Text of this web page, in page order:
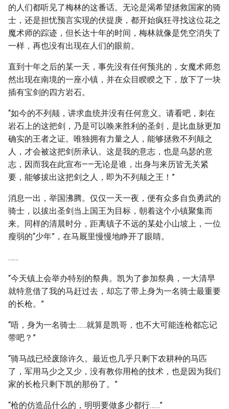
的人们都听见了梅林的这番话。无论是渴希望拯救国家的骑
士，还是担忧预言实现的伏提庚，都开始疯狂寻找这位花之
魔术师的踪迹，但长达十年的时间，梅林就像是凭空消失了
一样，再也没有出现在人们的眼前。
直到十年之后的某一天，事先没有任何预兆的，女魔术师忽
然出现在南境的一座小镇，并在众目睽睽之下，放下了一块
插有宝剑的四方岩石。
“如今的不列颠，讲求血统并没有任何意义。请看吧，刺在
岩石上的这把剑，乃是可以唤来胜利的圣剑，是比血脉更加
确实的王者之证。唯独拥有力量之人，能够拯救不列颠之
人，才会被这把剑所承认。这是我的意志，也是乌瑟的意
志，因而我在此宣布——无论是谁，出身与来历皆无关紧
要，能够拔出这把剑之人，即为不列颠之王！”
消息一出，举国沸腾。仅仅一天一夜，便有众多自负勇武的
骑士，以拔出圣剑当上国王为目标，朝着这个小镇聚集而
来。同样的清晨时分，距离镇子不远的某处小山坡上，一位
瘦弱的“少年”，在马厩里慢慢地睁开了眼睛。
……
“今天镇上会举办特别的祭典。凯为了参加祭典，一大清早
就特意借了我的马赶过去，却忘了带上身为一名骑士最重要
的长枪。”
“唔，身为一名骑士……就算是凯哥，也不大可能连枪都忘记
带吧？”
“骑马战已经废除许久。最近也几乎只剩下农耕种的马匹
了，军用马少之又少，没有教你用枪的技术，也是因为我们
家的长枪只剩下凯的那份了。”
“枪的仿造品什么的，明明要做多少都行……”